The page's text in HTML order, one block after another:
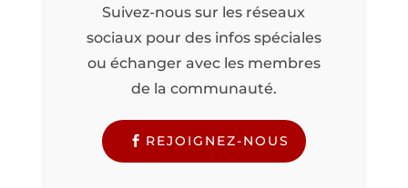
Suivez-nous sur les réseaux
sociaux pour des infos spéciales
ou échanger avec les membres
de la communauté.
REJOIGNEZ-NOUS